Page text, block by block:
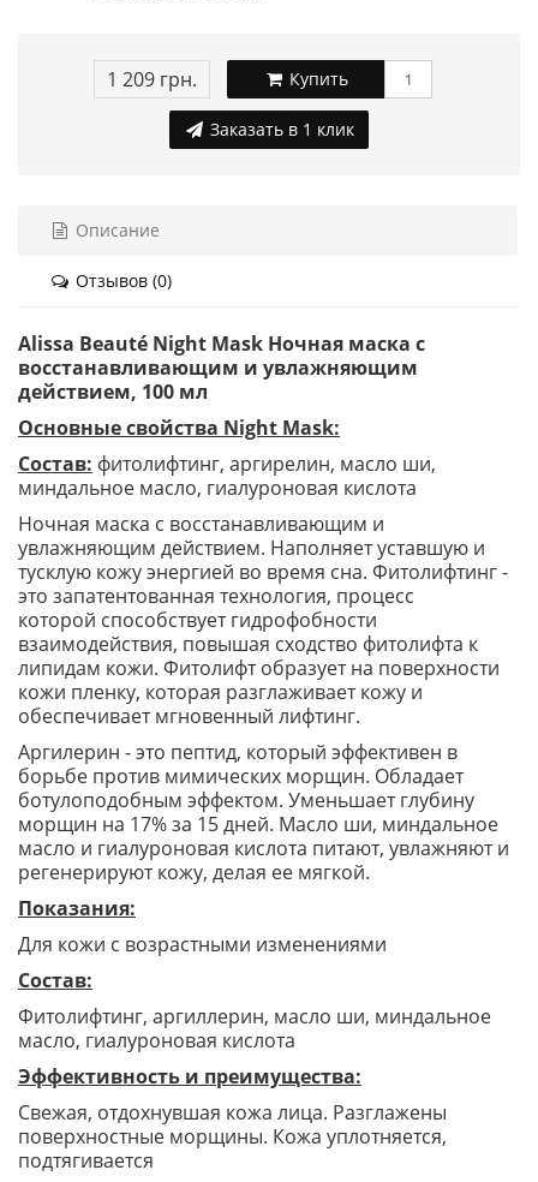
1 209 грн. Купить
Заказать в 1 клик
Описание
Отзывов (0)
Alissa Beauté Night Mask Ночная маска с
восстанавливающим и увлажняющим
действием, 100 мл
Основные свойства Night Mask:
Состав: фитолифтинг, аргирелин, масло ши,
миндальное масло, гиалуроновая кислота
Ночная маска с восстанавливающим и
увлажняющим действием. Наполняет уставшую и
тусклую кожу энергией во время сна. Фитолифтинг -
это запатентованная технология, процесс
которой способствует гидрофобности
взаимодействия, повышая сходство фитолифта к
липидам кожи. Фитолифт образует на поверхности
кожи пленку, которая разглаживает кожу и
обеспечивает мгновенный лифтинг.
Аргилерин - это пептид, который эффективен в
борьбе против мимических морщин. Обладает
ботулоподобным эффектом. Уменьшает глубину
морщин на 17% за 15 дней. Масло ши, миндальное
масло и гиалуроновая кислота питают, увлажняют и
регенерируют кожу, делая ее мягкой.
Показания:
Для кожи с возрастными изменениями
Состав:
Фитолифтинг, аргиллерин, масло ши, миндальное
масло, гиалуроновая кислота
Эффективность и преимущества:
Свежая, отдохнувшая кожа лица. Разглажены
поверхностные морщины. Кожа уплотняется,
подтягивается